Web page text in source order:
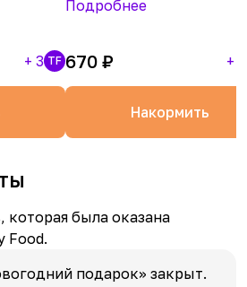
+ 3 TF
Подробнее
670 ₽ +
Накормить
которая была оказана
Food.
подарок» закрыт.